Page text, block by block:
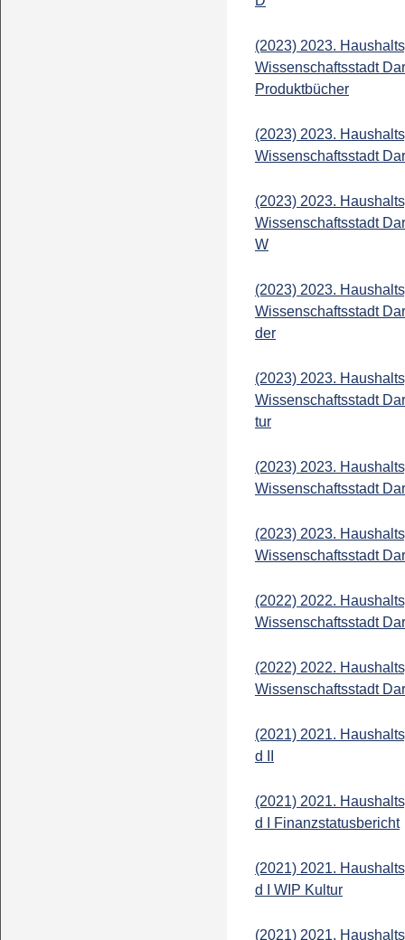
(2023) 2023.
Wissenschaftsstadt
Produktbücher
(2023) 2023.
Wissenschaftsstadt
(2023) 2023.
Wissenschaftsstadt
W
(2023) 2023.
Wissenschaftsstadt
der
(2023) 2023.
Wissenschaftsstadt
tur
(2023) 2023.
Wissenschaftsstadt
(2023) 2023.
Wissenschaftsstadt
(2022) 2022.
Wissenschaftsstadt
(2022) 2022.
Wissenschaftsstadt
(2021) 2021.
d II
(2021) 2021.
d I Finanzstatusbericht
(2021) 2021.
d I WIP Kultur
(2021) 2021.